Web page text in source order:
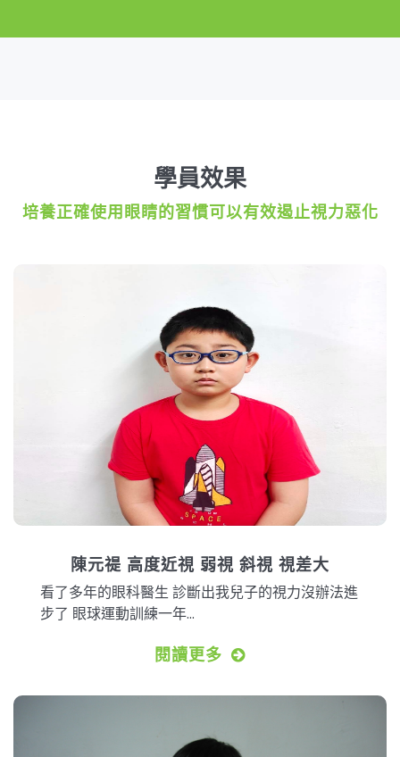
學員效果
培養正確使用眼睛的習慣可以有效遏止視力惡化
陳元禔 高度近視 弱視 斜視 視差大
看了多年的眼科醫生 診斷出我兒子的視力沒辦法進
步了 眼球運動訓練一年...
閱讀更多